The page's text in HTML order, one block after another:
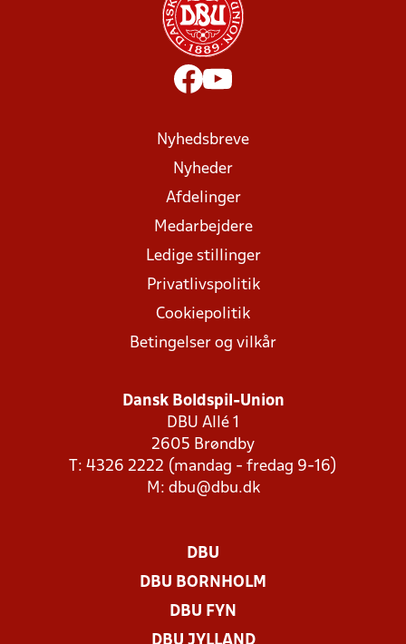
Nyhedsbreve
Nyheder
Afdelinger
Medarbejdere
Ledige stillinger
Privatlivspolitik
Cookiepolitik
Betingelser og vilkår
Dansk Boldspil-Union
DBU Allé 1
2605 Brøndby
T: 4326 2222 (mandag - fredag 9-16)
M: dbu@dbu.dk
DBU
DBU BORNHOLM
DBU FYN